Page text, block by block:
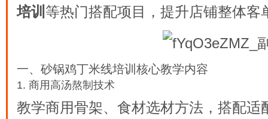
培训 等热门搭配项目，提升店铺整体客
一、砂锅鸡丁米线培训核心教学内容
1. 商用高汤熬制技术
教学商用骨架、食材选材方法，搭配适